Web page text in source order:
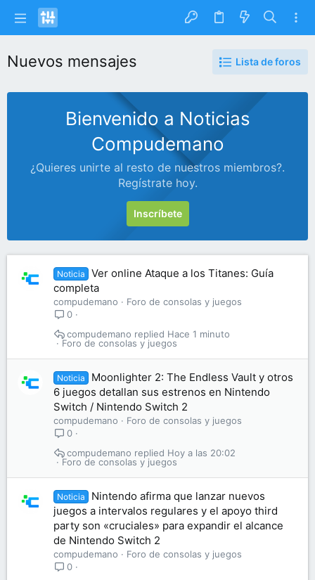
Nuevos mensajes Lista de foros
Bienvenido a Noticias
Compudemano
¿Quieres unirte al resto de nuestros miembros?.
Regístrate hoy.
Inscríbete
Noticia
Ver online Ataque a los Titanes: Guía
completa
compudemano
Foro de consolas y juegos
0
Foro de consolas y juegos
Hace 1 minuto
compudemano
Noticia
Moonlighter 2: The Endless Vault y otros
6 juegos detallan sus estrenos en Nintendo
Switch / Nintendo Switch 2
compudemano
Foro de consolas y juegos
0
Foro de consolas y juegos
Hoy a las 20:02
compudemano
Noticia
Nintendo afirma que lanzar nuevos
juegos a intervalos regulares y el apoyo third
party son «cruciales» para expandir el alcance
de Nintendo Switch 2
compudemano
Foro de consolas y juegos
0